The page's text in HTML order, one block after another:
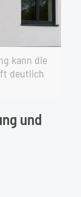
kann die
deutlich
und